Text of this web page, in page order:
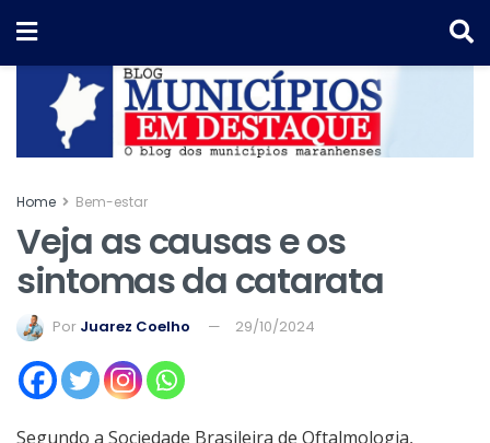
Home Bem-estar
Veja as causas e os
sintomas da catarata
Por Juarez Coelho 29/10/2024
Segundo a Sociedade Brasileira de Oftalmologia,